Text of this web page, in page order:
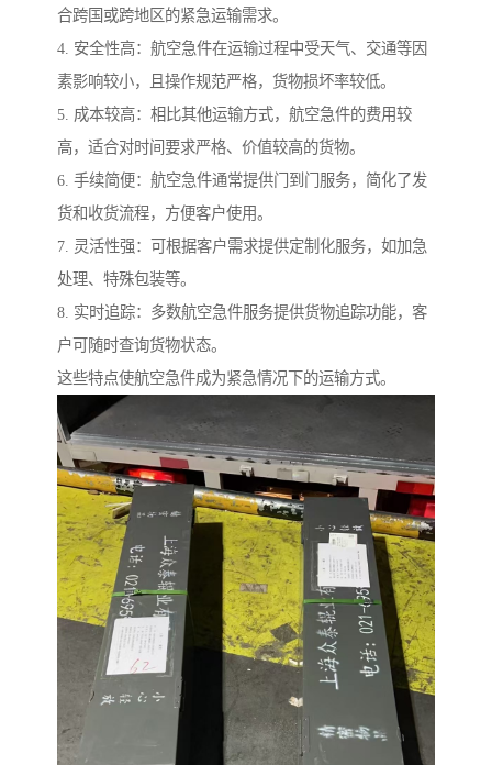
合跨国或跨地区的紧急运输需求。
4. 安全性高：航空急件在运输过程中受天气、交通等因
素影响较小，且操作规范严格，货物损坏率较低。
5. 成本较高：相比其他运输方式，航空急件的费用较
高，适合对时间要求严格、价值较高的货物。
6. 手续简便：航空急件通常提供门到门服务，简化了发
货和收货流程，方便客户使用。
7. 灵活性强：可根据客户需求提供定制化服务，如加急
处理、特殊包装等。
8. 实时追踪：多数航空急件服务提供货物追踪功能，客
户可随时查询货物状态。
这些特点使航空急件成为紧急情况下的运输方式。